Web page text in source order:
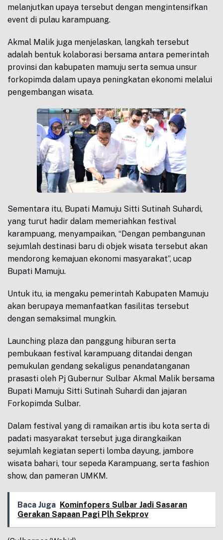
melanjutkan upaya tersebut dengan mengintensifkan
event di pulau karampuang.
Akmal Malik juga menjelaskan, langkah tersebut
adalah bentuk kolaborasi bersama antara pemerintah
provinsi dan kabupaten mamuju serta semua unsur
forkopimda dalam upaya peningkatan ekonomi melalui
pengembangan wisata.
Sementara itu, Bupati Mamuju Sitti Sutinah Suhardi,
yang turut hadir dalam memeriahkan festival
karampuang, menyampaikan, “Dengan pembangunan
sejumlah destinasi baru di objek wisata tersebut akan
mendorong kemajuan ekonomi masyarakat”, ucap
Bupati Mamuju.
Untuk itu, ia mengaku pemerintah Kabupaten Mamuju
akan berupaya memanfaatkan fasilitas tersebut
dengan semaksimal mungkin.
Launching plaza dan panggung hiburan serta
pembukaan festival karampuang ditandai dengan
pemukulan gendang sekaligus penandatanganan
prasasti oleh Pj Gubernur Sulbar Akmal Malik bersama
Bupati Mamuju Sitti Sutinah Suhardi dan jajaran
Forkopimda Sulbar.
Dalam festival yang di ramaikan artis ibu kota serta di
padati masyarakat tersebut juga dirangkaikan
sejumlah kegiatan seperti lomba dayung, jambore
wisata bahari, tour sepeda Karampuang, serta fashion
show, dan pameran UMKM.
Baca Juga Kominfopers Sulbar Jadi Sasaran
Gerakan Sapaan Pagi Plh Sekprov